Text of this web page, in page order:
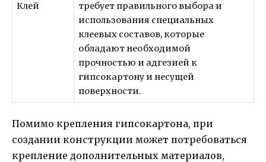
Клей
требует правильного выбора и
использования специальных
клеевых составов, которые
обладают необходимой
прочностью и адгезией к
гипсокартону и несущей
поверхности.
Помимо крепления гипсокартона, при
создании конструкции может потребоваться
крепление дополнительных материалов,